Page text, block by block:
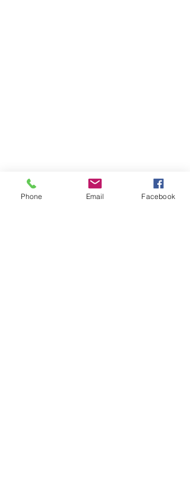
Phone Email Facebook